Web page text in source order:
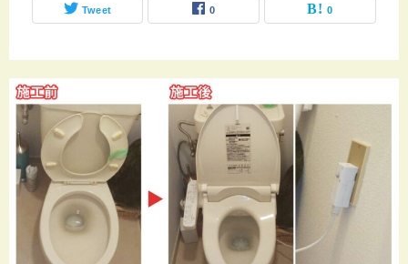
Tweet 0 0